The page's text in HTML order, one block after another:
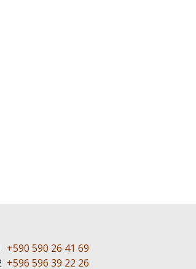
+590 590 26 41 69
+596 596 39 22 26